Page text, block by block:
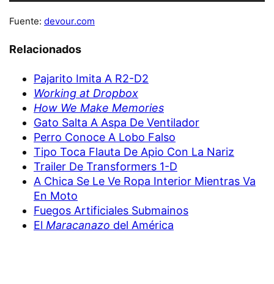
Fuente: devour.com
Relacionados
Pajarito Imita A R2-D2
Working at Dropbox
How We Make Memories
Gato Salta A Aspa De Ventilador
Perro Conoce A Lobo Falso
Tipo Toca Flauta De Apio Con La Nariz
Trailer De Transformers 1-D
A Chica Se Le Ve Ropa Interior Mientras Va
En Moto
Fuegos Artificiales Submainos
El Maracanazo del América